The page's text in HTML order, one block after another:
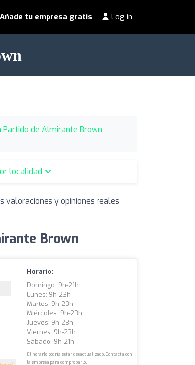
Añade tu empresa gratis Log in
Partido de Almirante Brown
localidad
valoraciones y opiniones reales
Brown
Horario:
Domingo: 9h-21h
Lunes: 9h-23h
Martes: 9h-23h
Miércoles: 9h-23h
Jueves: 9h-23h
Viernes: 9h-23h
Sábado: 9h-21h
El horario podría estar desactualizado. Contacta con
la empresa para comprobarlo.